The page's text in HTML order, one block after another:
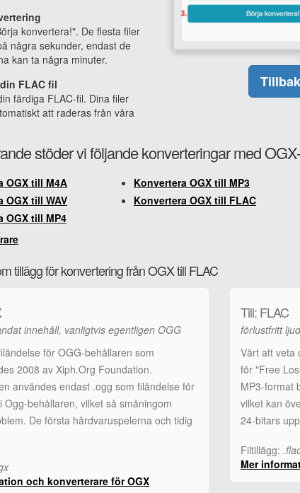
konvertera!". De flesta filer
några sekunder, endast de
kan ta några minuter.
FLAC fil
färdiga FLAC-fil. Dina filer
att raderas från våra
stöder vi följande konverteringar med
OGX till M4A Konvertera OGX till MP3
OGX till WAV
Konvertera OGX till FLAC
OGX till MP4
tillägg för konvertering från OGX till FLAC
innehåll, vanligtvis egentligen OGG
för OGG-behållaren som
2008 av Xiph.Org Foundation.
användes endast .ogg som filändelse för
Ogg-behållaren, vilket så småningom
De första hårdvaruspelerna och tidig
och konverterare för OGX
Till: FLAC
förlustfritt
Värt att veta
för "Free
MP3-format
vilket kan
24-bitars
Filtillägg:
Mer